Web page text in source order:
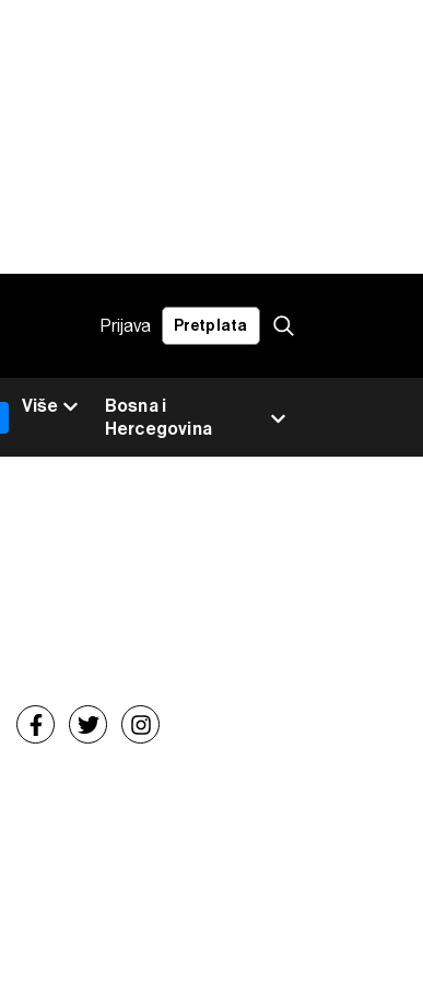
Prijava Pretplata
Bosna i
Hercegovina
Više